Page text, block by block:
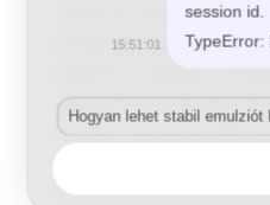
nedvszívó felületére, pl.
kerékpárok, gördeszkák,
dekorációs tárgyak. A
szemben ellenállónak,
lenniük. Használat előtt
való kompatibilitást.
használat előtt végezzen
session id.
TypeError:
15:51:01
Hogyan lehet stabil emulziót